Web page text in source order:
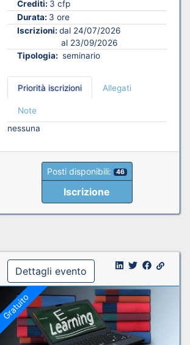
Crediti: 3 cfp
Durata: 3 ore
Iscrizioni: dal 24/07/2026
al 23/09/2026
Tipologia: seminario
Priorità iscrizioni Allegati
Note
nessuna
Posti disponibili: 46
Iscrizione
Dettagli evento
Gratuito